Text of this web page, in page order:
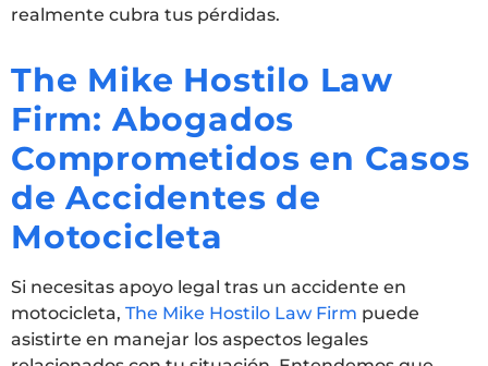
realmente cubra tus pérdidas.
The Mike Hostilo Law
Firm: Abogados
Comprometidos en Casos
de Accidentes de
Motocicleta
Si necesitas apoyo legal tras un accidente en
motocicleta, The Mike Hostilo Law Firm puede
asistirte en manejar los aspectos legales